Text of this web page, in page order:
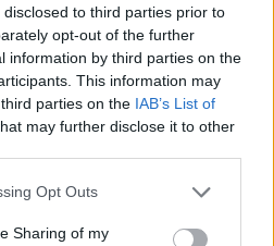
to third parties prior to
opt-out of the further
information by third parties on the
This information may
parties on the IAB’s List of
may further disclose it to other
app uses one or more Google
behaviour. You may click to
Opt Outs
Sharing of my
Μακρόν και Πούτιν
Χριστοδουλίδης
ποσοστό θετικών